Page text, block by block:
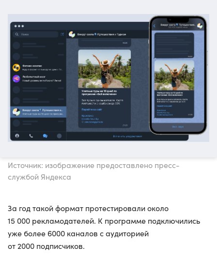
Источник: изображение предоставлено пресс-
службой Яндекса
За год такой формат протестировали около
15 000 рекламодателей. К программе подключились
уже более 6000 каналов с аудиторией
от 2000 подписчиков.